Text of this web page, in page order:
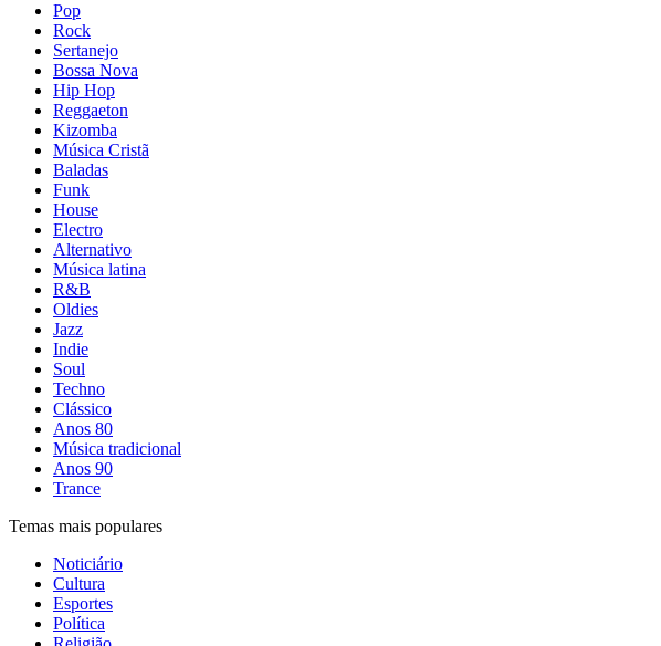
Pop
Rock
Sertanejo
Bossa Nova
Hip Hop
Reggaeton
Kizomba
Música Cristã
Baladas
Funk
House
Electro
Alternativo
Música latina
R&B
Oldies
Jazz
Indie
Soul
Techno
Clássico
Anos 80
Música tradicional
Anos 90
Trance
Temas mais populares
Noticiário
Cultura
Esportes
Política